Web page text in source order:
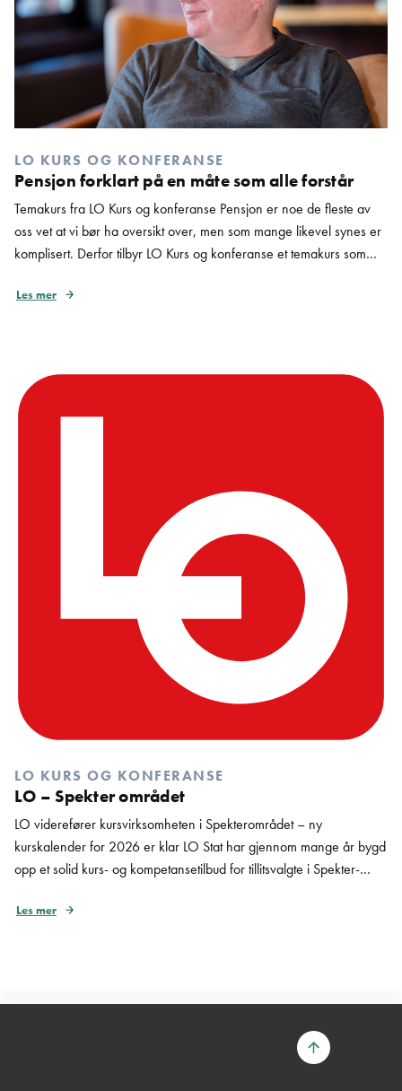
LO KURS OG KONFERANSE
Pensjon forklart på en måte som alle forstår
Temakurs fra LO Kurs og konferanse Pensjon er noe de fleste av
oss vet at vi bør ha oversikt over, men som mange likevel synes er
komplisert. Derfor tilbyr LO Kurs og konferanse et temakurs som
forkunnskaper. Kurset er for privat sektor Kurset gir en […]
Les mer
LO KURS OG KONFERANSE
LO – Spekter området
LO viderefører kursvirksomheten i Spekterområdet – ny
kurskalender for 2026 er klar LO Stat har gjennom mange år bygd
opp et solid kurs- og kompetansetilbud for tillitsvalgte i Spekter-
og mange tillitsvalgte har gjennom kursene fått kunnskap, trygghet
Les mer